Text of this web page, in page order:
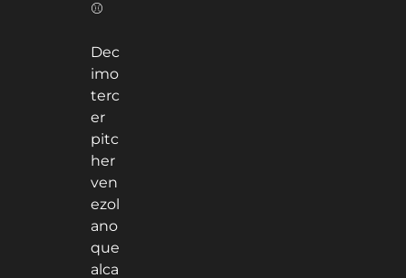
⚾
Dec
imo
terc
er
pitc
her
ven
ezol
ano
que
alca